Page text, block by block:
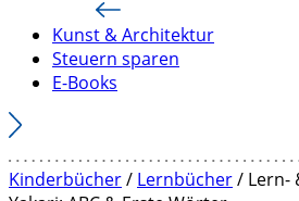
Kunst & Architektur
Steuern sparen
E-Books
Kinderbücher/ Lernbücher/ Lern-